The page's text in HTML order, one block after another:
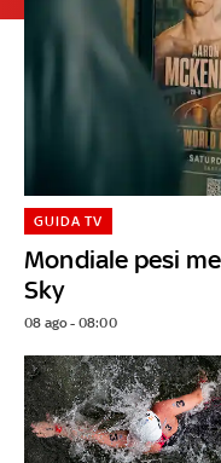
Mondiale pesi
Sky
GUIDA TV
08 ago - 08:00